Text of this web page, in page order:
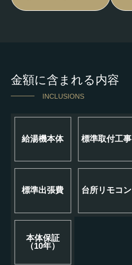
金額に含まれる内容
INCLUSIONS
給湯機本体 標準取付工事
標準出張費 台所リモコン
本体保証
（10年）